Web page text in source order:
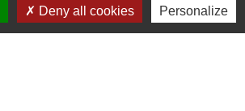
PUBLICATIONS
Deny all cookies Personalize